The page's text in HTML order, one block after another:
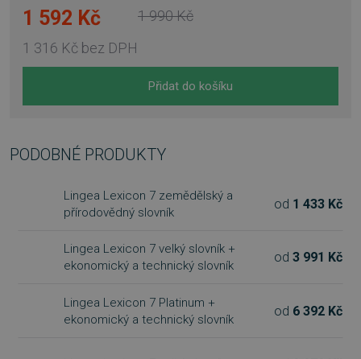
1 592 Kč
1 316 Kč bez DPH
1 990 Kč
Přidat do košíku
PODOBNÉ PRODUKTY
Lingea Lexicon 7 zemědělský a
přírodovědný slovník
od 1 433 Kč
Lingea Lexicon 7 velký slovník +
ekonomický a technický slovník
od 3 991 Kč
Lingea Lexicon 7 Platinum +
ekonomický a technický slovník
od 6 392 Kč